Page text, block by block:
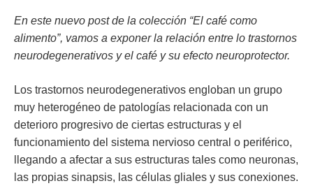
En este nuevo post de la colección “El café como
alimento”, vamos a exponer la relación entre lo trastornos
neurodegenerativos y el café y su efecto neuroprotector.
Los trastornos neurodegenerativos engloban un grupo
muy heterogéneo de patologías relacionada con un
deterioro progresivo de ciertas estructuras y el
funcionamiento del sistema nervioso central o periférico,
llegando a afectar a sus estructuras tales como neuronas,
las propias sinapsis, las células gliales y sus conexiones.